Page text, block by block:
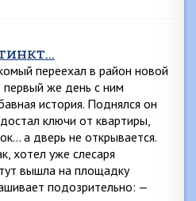
переехал в район новой
первый же день с ним
история. Поднялся он
ключи от квартиры,
а дверь не открывается.
хотел уже слесаря
вышла на площадку
подозрительно: —